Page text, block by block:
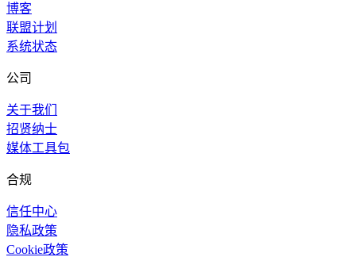
博客
联盟计划
系统状态
公司
关于我们
招贤纳士
媒体工具包
合规
信任中心
隐私政策
Cookie政策